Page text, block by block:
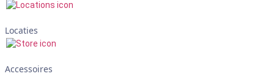
Locaties
Accessoires